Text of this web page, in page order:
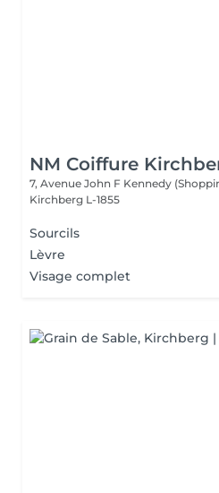
NM Coiffure
7, Avenue John F Kennedy
Kirchberg L-1855
Sourcils
Lèvre
Visage complet